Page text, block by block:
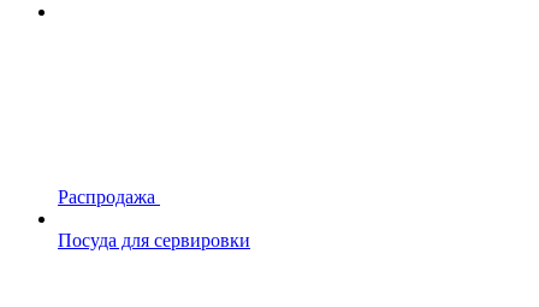
Распродажа
Посуда для сервировки